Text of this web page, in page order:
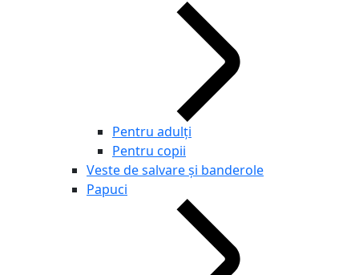
Pentru adulţi
Pentru copii
Veste de salvare și banderole
Papuci